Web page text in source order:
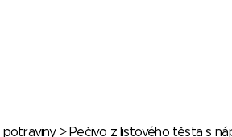
potraviny> Pečivo z listového těsta s